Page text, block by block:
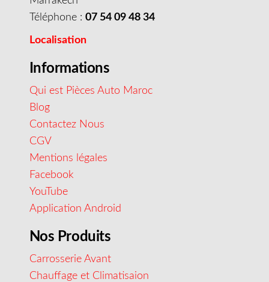
Téléphone : 07 54 09 48 34
Localisation
Informations
Qui est Pièces Auto Maroc
Blog
Contactez Nous
CGV
Mentions légales
Facebook
YouTube
Application Android
Nos Produits
Carrosserie Avant
Chauffage et Climatisaion